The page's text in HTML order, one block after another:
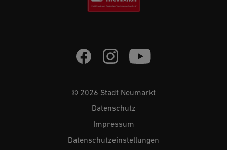
© 2026 Stadt Neumarkt
Datenschutz
Impressum
Datenschutzeinstellungen